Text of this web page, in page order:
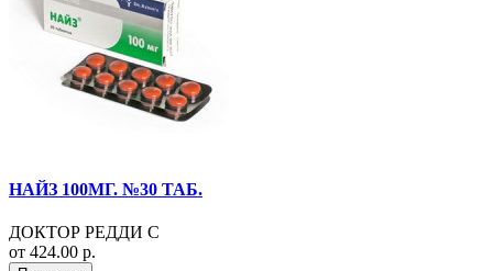
НАЙЗ 100МГ. №30 ТАБ.
ДОКТОР РЕДДИ С
от 424.00 р.